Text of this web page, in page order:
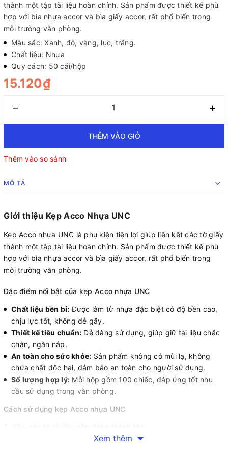
thành một tập tài liệu hoàn chỉnh. Sản phẩm được thiết kế phù
hợp với bìa nhựa accor và bìa giấy accor, rất phổ biến trong
môi trường văn phòng.
Màu sắc: Xanh, đỏ, vàng, lục, trắng.
Chất liệu: Nhựa
Quy cách: 50 cái/hộp
15.120₫
– +
THÊM VÀO GIỎ
Thêm vào so sánh
MÔ TẢ
Giới thiệu Kẹp Acco Nhựa UNC
Kẹp Acco nhựa UNC là phụ kiện tiện lợi giúp liên kết các tờ giấy
thành một tập tài liệu hoàn chỉnh. Sản phẩm được thiết kế phù
hợp với bìa nhựa accor và bìa giấy accor, rất phổ biến trong
môi trường văn phòng.
Đặc điểm nổi bật của kẹp Acco nhựa UNC
Chất liệu bền bỉ: Được làm từ nhựa đặc biệt có độ bền cao,
chịu lực tốt, không dễ gãy.
Thiết kế tiêu chuẩn: Dễ dàng sử dụng, giúp giữ tài liệu chắc
chắn, ngăn nắp.
An toàn cho sức khỏe: Sản phẩm không có mùi lạ, không
chứa chất độc hại, đảm bảo an toàn cho người sử dụng.
Số lượng hợp lý: Mỗi hộp gồm 100 chiếc, đáp ứng tốt nhu
cầu sử dụng trong văn phòng.
Cách sử dụng kẹp Acco nhựa UNC
Sử dụng bìa accor (bìa nhựa hoặc bìa giấy) để kẹp hai đầu.
Xem thêm